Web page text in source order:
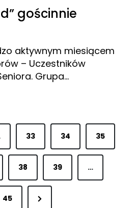
gościnnie
aktywnym miesiącem
– Uczestników
Grupa…
33 34 35
38 39 …
45
N